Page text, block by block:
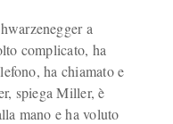
a
complicato, ha
ha chiamato e
spiega Miller, è
mano e ha voluto